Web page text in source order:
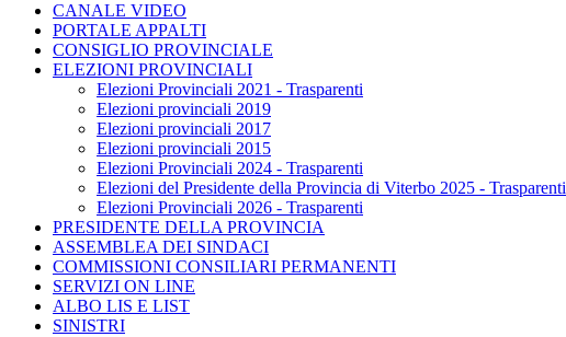
CANALE VIDEO
PORTALE APPALTI
CONSIGLIO PROVINCIALE
ELEZIONI PROVINCIALI
Elezioni Provinciali 2021 - Trasparenti
Elezioni provinciali 2019
Elezioni provinciali 2017
Elezioni provinciali 2015
Elezioni Provinciali 2024 - Trasparenti
Elezioni del Presidente della Provincia di Viterbo 2025 - Trasparenti
Elezioni Provinciali 2026 - Trasparenti
PRESIDENTE DELLA PROVINCIA
ASSEMBLEA DEI SINDACI
COMMISSIONI CONSILIARI PERMANENTI
SERVIZI ON LINE
ALBO LIS E LIST
SINISTRI